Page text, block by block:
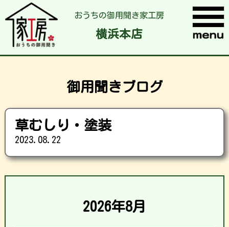
おうちの御用聞き家工房
横浜本店
御用聞きブログ
草むしり・塗装
2023.08.22
2026年8月